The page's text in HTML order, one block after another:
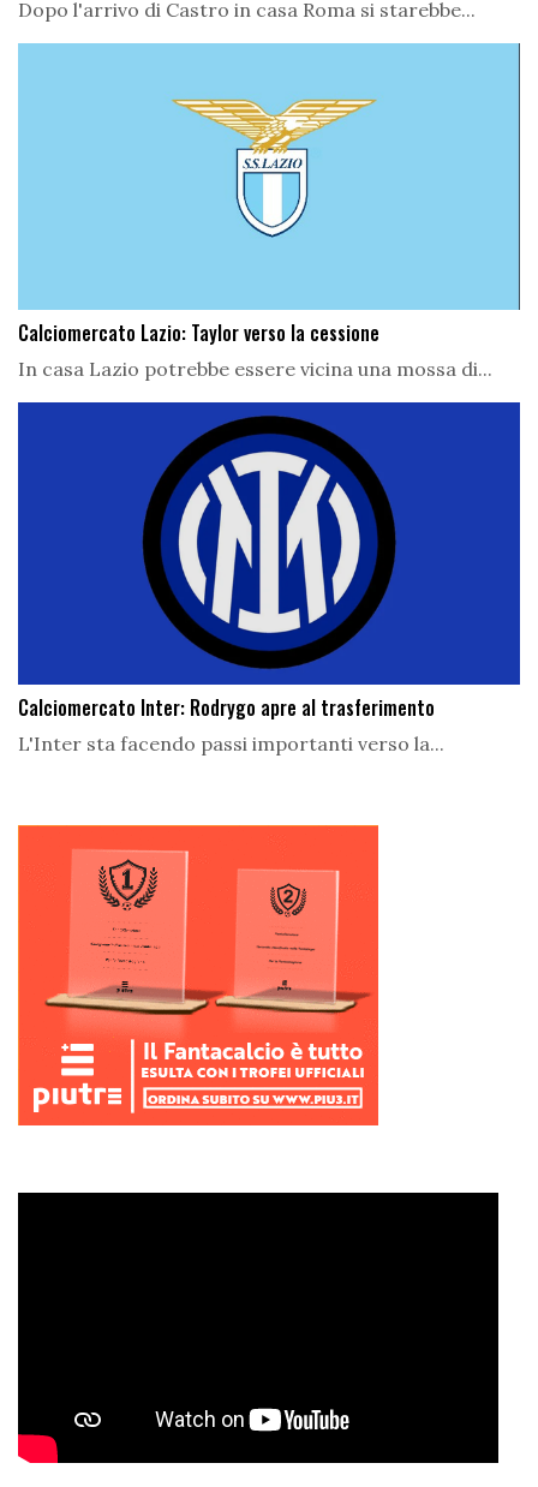
Dopo l'arrivo di Castro in casa Roma si starebbe...
Calciomercato Lazio: Taylor verso la cessione
In casa Lazio potrebbe essere vicina una mossa di...
Calciomercato Inter: Rodrygo apre al trasferimento
L'Inter sta facendo passi importanti verso la...